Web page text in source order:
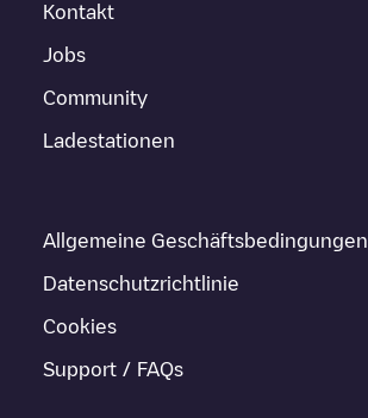
Kontakt
Jobs
Community
Ladestationen
Allgemeine Geschäftsbedingungen
Datenschutzrichtlinie
Cookies
Support / FAQs